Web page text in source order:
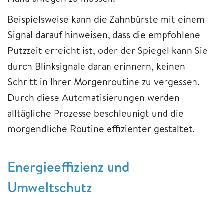
Beispielsweise kann die Zahnbürste mit einem
Signal darauf hinweisen, dass die empfohlene
Putzzeit erreicht ist, oder der Spiegel kann Sie
durch Blinksignale daran erinnern, keinen
Schritt in Ihrer Morgenroutine zu vergessen.
Durch diese Automatisierungen werden
alltägliche Prozesse beschleunigt und die
morgendliche Routine effizienter gestaltet.
Energieeffizienz und
Umweltschutz